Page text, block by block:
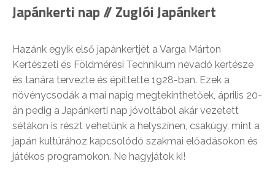
Japánkerti nap // Zuglói Japánkert
Hazánk egyik első japánkertjét a Varga Márton
Kertészeti és Földmérési Technikum névadó kertésze
és tanára tervezte és építtette 1928-ban. Ezek a
növénycsodák a mai napig megtekinthetőek, április 20-
án pedig a Japánkerti nap jóvoltából akár vezetett
sétákon is részt vehetünk a helyszínen, csakúgy, mint a
japán kultúrához kapcsolódó szakmai előadásokon és
játékos programokon. Ne hagyjátok ki!